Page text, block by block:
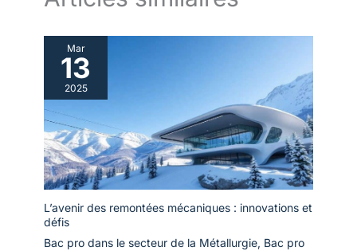
Mar
13
2025
L’avenir des remontées mécaniques : innovations et
défis
Bac pro dans le secteur de la Métallurgie, Bac pro